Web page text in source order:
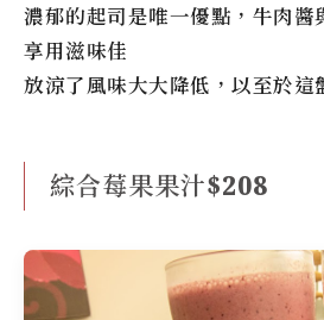
濃郁的起司是唯一優點，牛肉醬
享用滋味佳
放涼了風味大大降低，以至於這
綜合莓果果汁$208